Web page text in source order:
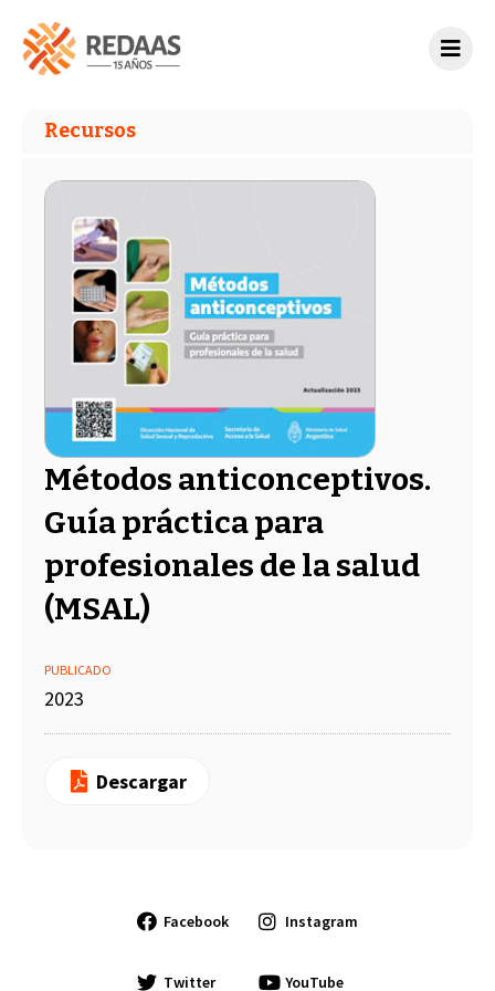
Recursos
Métodos anticonceptivos.
Guía práctica para
profesionales de la salud
(MSAL)
PUBLICADO
2023
Descargar
Facebook Instagram
Twitter YouTube